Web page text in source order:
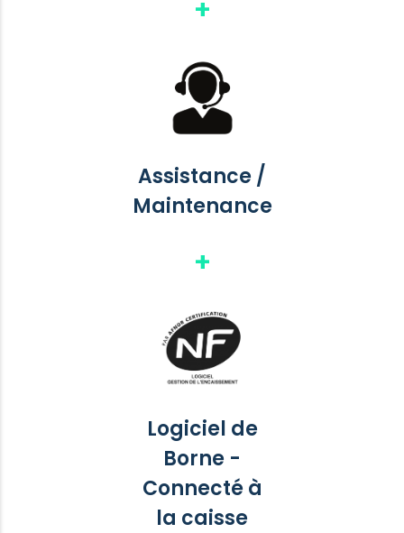
Assistance /
Maintenance
Logiciel de
Borne -
Connecté à
la caisse